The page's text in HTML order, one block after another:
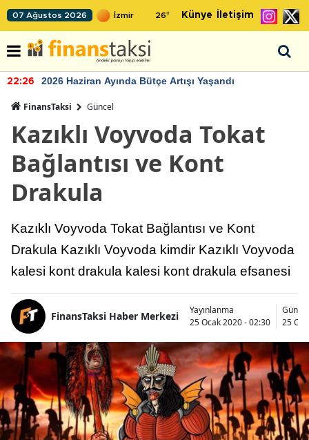
07 Ağustos 2026 26° Künye İletişim
22:26 2026 Haziran Ayında Bütçe Artışı Yaşandı
FinansTaksi Güncel
Kazıklı Voyvoda Tokat
Bağlantısı ve Kont
Drakula
Kazıklı Voyvoda Tokat Bağlantısı ve Kont
Drakula Kazıklı Voyvoda kimdir Kazıklı Voyvoda
kalesi kont drakula kalesi kont drakula efsanesi
FinansTaksi Haber Merkezi
Yayınlanma
25 Ocak 2020 - 02:30
25